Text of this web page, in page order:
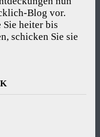
Blog vor.
Sie heiter bis
schicken Sie sie